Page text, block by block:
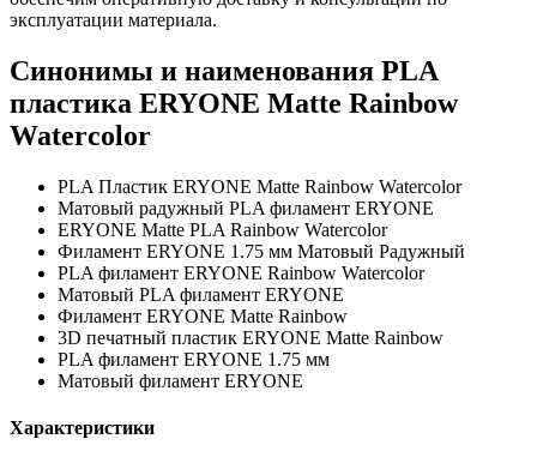
эксплуатации материала.
Синонимы и наименования PLA
пластика ERYONE Matte Rainbow
Watercolor
PLA Пластик ERYONE Matte Rainbow Watercolor
Матовый радужный PLA филамент ERYONE
ERYONE Matte PLA Rainbow Watercolor
Филамент ERYONE 1.75 мм Матовый Радужный
PLA филамент ERYONE Rainbow Watercolor
Матовый PLA филамент ERYONE
Филамент ERYONE Matte Rainbow
3D печатный пластик ERYONE Matte Rainbow
PLA филамент ERYONE 1.75 мм
Матовый филамент ERYONE
Характеристики